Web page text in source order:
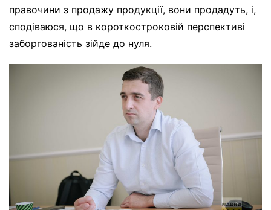
правочини з продажу продукції, вони продадуть, і,
сподіваюся, що в короткостроковій перспективі
заборгованість зійде до нуля.